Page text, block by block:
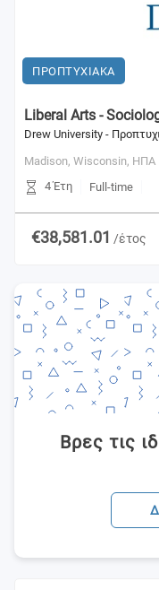
ΠΡΟΠΤΥΧΙΑΚΑ
Liberal Arts -
Drew University -
Madison, Wisconsin, ΗΠΑ
4 Έτη
Full-time
€38,581.01 /έτος
Βρες τις